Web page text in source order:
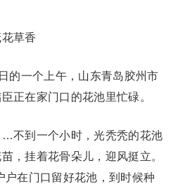
草香
一个上午，山东青岛胶州市
正在家门口的花池里忙碌。
到一个小时，光秃秃的花池
，挂着花骨朵儿，迎风挺立。
户在门口留好花池，到时候种